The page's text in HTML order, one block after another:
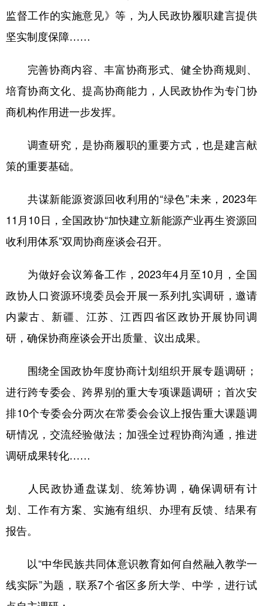
监督工作的实施意见》等，为人民政协履职建言提供
坚实制度保障……
完善协商内容、丰富协商形式、健全协商规则、
培育协商文化、提高协商能力，人民政协作为专门协
商机构作用进一步发挥。
调查研究，是协商履职的重要方式，也是建言献
策的重要基础。
共谋新能源资源回收利用的“绿色”未来，2023年
11月10日，全国政协“加快建立新能源产业再生资源回
收利用体系”双周协商座谈会召开。
为做好会议筹备工作，2023年4月至10月，全国
政协人口资源环境委员会开展一系列扎实调研，邀请
内蒙古、新疆、江苏、江西四省区政协开展协同调
研，确保协商座谈会开出质量、议出成果。
围绕全国政协年度协商计划组织开展专题调研；
进行跨专委会、跨界别的重大专项课题调研；首次安
排10个专委会分两次在常委会会议上报告重大课题调
研情况，交流经验做法；加强全过程协商沟通，推进
调研成果转化……
人民政协通盘谋划、统筹协调，确保调研有计
划、工作有方案、实施有组织、办理有反馈、结果有
报告。
以“中华民族共同体意识教育如何自然融入教学一
线实际”为题，联系7个省区多所大学、中学，进行试